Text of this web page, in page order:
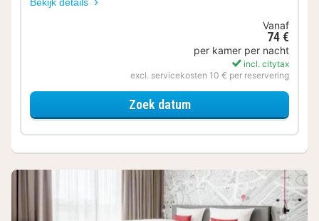
Vanaf
74 €
per kamer per nacht
incl. citytax
excl. servicekosten 10 € per reservering
Zoek datumvoor Voordeel Special